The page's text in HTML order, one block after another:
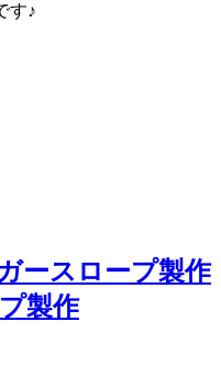
す♪
ースロープ製作
製作